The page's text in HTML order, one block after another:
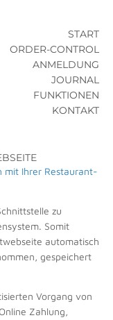
START
ORDER-CONTROL
ANMELDUNG
JOURNAL
FUNKTIONEN
KONTAKT
mit Ihrer Restaurant-
zu
Somit
automatisch
gespeichert
Vorgang von
Zahlung,